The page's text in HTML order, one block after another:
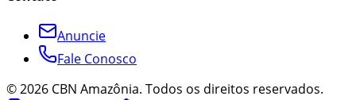
Anuncie
Fale Conosco
©2026 CBN Amazônia. Todos os direitos reservados.